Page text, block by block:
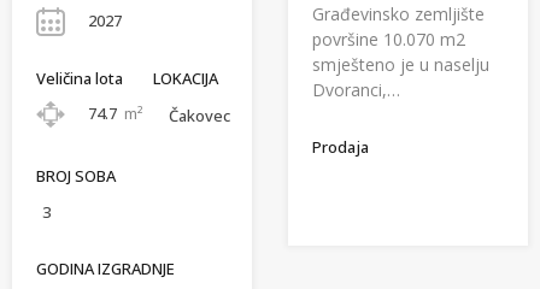
2027
Veličina lota
74.7 m²
LOKACIJA
Čakovec
BROJ SOBA
3
GODINA IZGRADNJE
Građevinsko zemljište
površine 10.070 m2
smješteno je u naselju
Dvoranci,…
Prodaja